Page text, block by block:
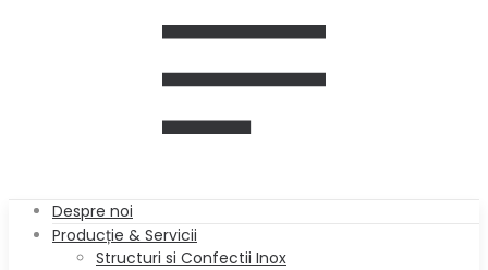
Despre noi
Producție & Servicii
Structuri si Confectii Inox